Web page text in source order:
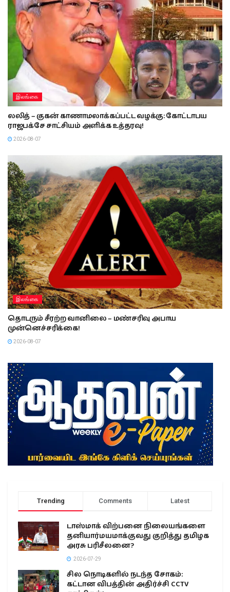
இலங்கை
லலித் – குகன் காணாமலாக்கப்பட்ட வழக்கு: கோட்டாபய
ராஜபக்சே சாட்சியம் அளிக்க உத்தரவு!
2026-08-07
இலங்கை
தொடரும் சீரற்ற வானிலை – மண்சரிவு அபாய
முன்னெச்சரிக்கை!
2026-08-07
Trending Comments Latest
டாஸ்மாக் விற்பனை நிலையங்களை
தனியார்மயமாக்குவது குறித்து தமிழக
அரசு பரிசீலனை?
2026-07-29
சில நொடிகளில் நடந்த சோகம்:
கட்டான விபத்தின் அதிர்ச்சி CCTV